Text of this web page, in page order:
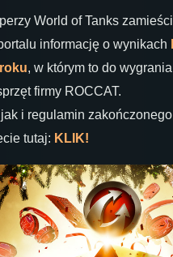
World of Tanks
informację o wynikach
, w którym to do
firmy ROCCAT.
i regulamin
tutaj: KLIK!